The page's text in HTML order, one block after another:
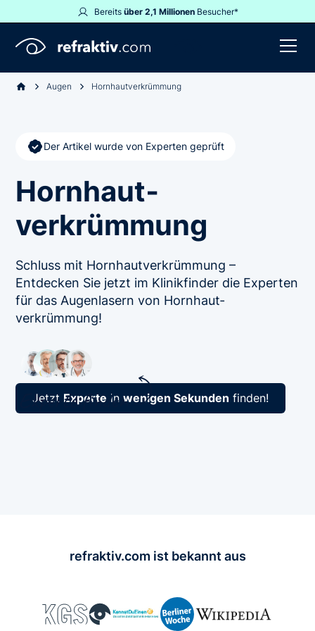
Bereits über 2,1 MillionenBesucher*
Augen Hornhaut­verkrümmung
Der Artikel wurde von Experten geprüft
Hornhaut­
verkrümmung
Schluss mit Hornhaut­verkrümmung –
Entdecken Sie jetzt im Klinikfinder die Experten
für das Augenlasern von Hornhaut­
verkrümmung!
Jetzt Experte inwenigen Sekunden finden!
refraktiv.com ist bekannt aus